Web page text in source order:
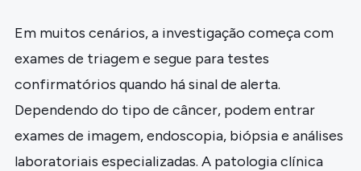
Em muitos cenários, a investigação começa com
exames de triagem e segue para testes
confirmatórios quando há sinal de alerta.
Dependendo do tipo de câncer, podem entrar
exames de imagem, endoscopia, biópsia e análises
laboratoriais especializadas. A patologia clínica